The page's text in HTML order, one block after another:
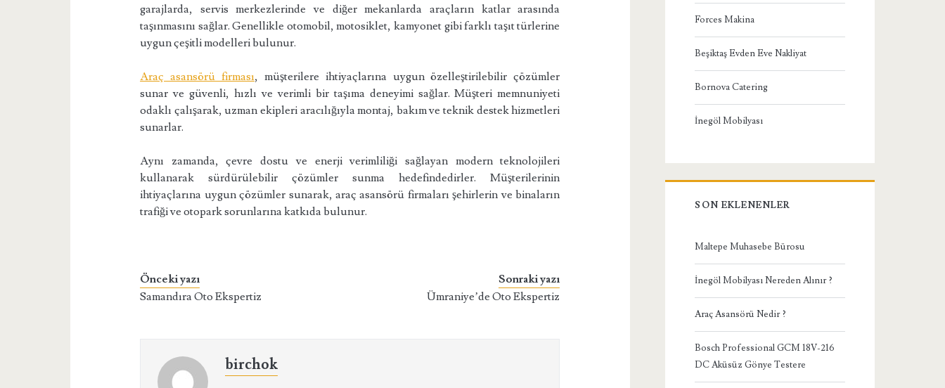
garajlarda, servis merkezlerinde ve diğer mekanlarda araçların katlar arasında
taşınmasını sağlar. Genellikle otomobil, motosiklet, kamyonet gibi farklı taşıt türlerine
uygun çeşitli modelleri bulunur.
Araç asansörü firması, müşterilere ihtiyaçlarına uygun özelleştirilebilir çözümler
sunar ve güvenli, hızlı ve verimli bir taşıma deneyimi sağlar. Müşteri memnuniyeti
odaklı çalışarak, uzman ekipleri aracılığıyla montaj, bakım ve teknik destek hizmetleri
sunarlar.
Aynı zamanda, çevre dostu ve enerji verimliliği sağlayan modern teknolojileri
kullanarak sürdürülebilir çözümler sunma hedefindedirler. Müşterilerinin
ihtiyaçlarına uygun çözümler sunarak, araç asansörü firmaları şehirlerin ve binaların
trafiği ve otopark sorunlarına katkıda bulunur.
Önceki yazı
Samandıra Oto Ekspertiz
Sonraki yazı
Ümraniye’de Oto Ekspertiz
birchok
Forces Makina
Beşiktaş Evden Eve Nakliyat
Bornova Catering
İnegöl Mobilyası
SON EKLENENLER
Maltepe Muhasebe Bürosu
İnegöl Mobilyası Nereden Alınır ?
Araç Asansörü Nedir ?
Bosch Professional GCM 18V-216
DC Aküsüz Gönye Testere